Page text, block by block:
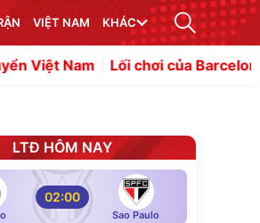
VIỆT NAM KHÁC
Lối chơi của Barcelona giúp Rodri
LTĐ HÔM NAY
02:00
Sao Paulo